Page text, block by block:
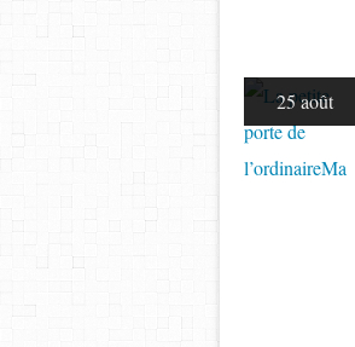
25 août